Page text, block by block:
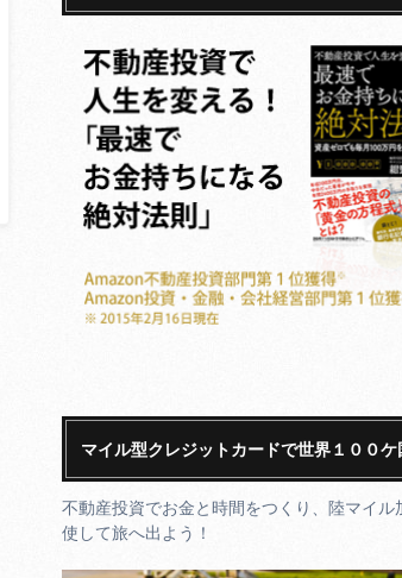
マイル型クレジットカードで世界１００ケ
不動産投資でお金と時間をつくり、陸マイル
使して旅へ出よう！